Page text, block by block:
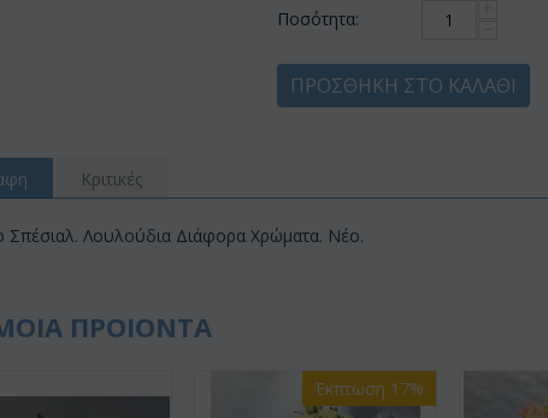
Ποσότητα:
ΠΡΟΣΘΉΚΗ ΣΤΟ ΚΑΛΆΘΙ
Κριτικές
Σπέσιαλ. Λουλούδια Διάφορα Χρώματα. Νέο.
ΠΡΟΙΟΝΤΑ
Έκπτωση 17%